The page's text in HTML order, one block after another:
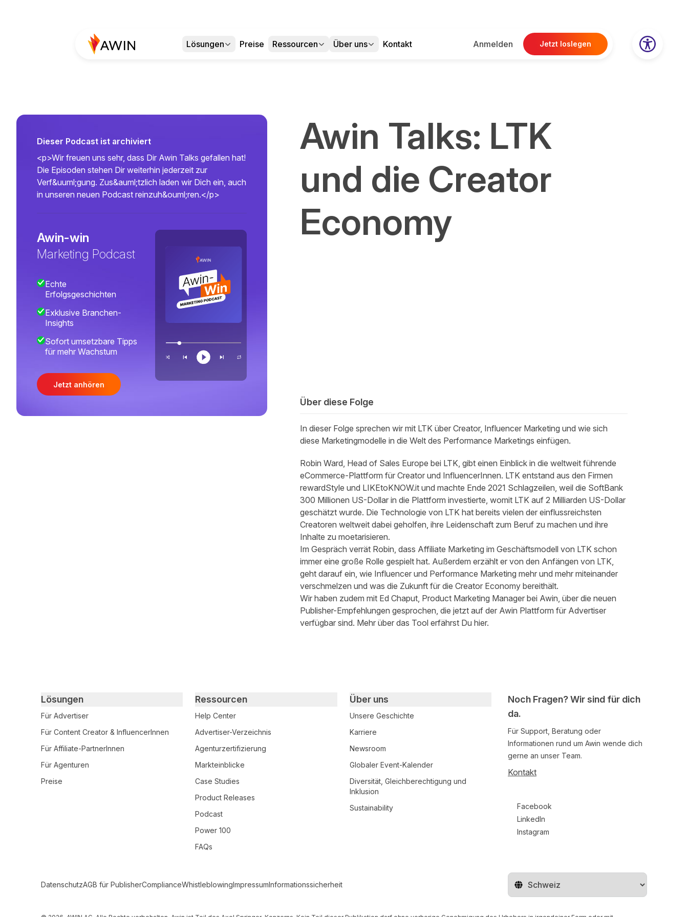
Lösungen Preise Ressourcen Über uns Kontakt Anmelden Jetzt loslegen
Dieser Podcast ist archiviert
<p>Wir freuen uns sehr, dass Dir Awin Talks gefallen hat!
Die Episoden stehen Dir weiterhin jederzeit zur
Verf&uuml;gung. Zus&auml;tzlich laden wir Dich ein, auch
in unseren neuen Podcast reinzuh&ouml;ren.</p>
Awin-win
Marketing Podcast
Echte
Erfolgsgeschichten
Exklusive Branchen-
Insights
Sofort umsetzbare Tipps
für mehr Wachstum
Jetzt anhören
Awin Talks: LTK
und die Creator
Economy
Über diese Folge
In dieser Folge sprechen wir mit LTK über Creator, Influencer Marketing und wie sich
diese Marketingmodelle in die Welt des Performance Marketings einfügen.
Robin Ward, Head of Sales Europe bei LTK, gibt einen Einblick in die weltweit führende
eCommerce-Plattform für Creator und InfluencerInnen. LTK entstand aus den Firmen
rewardStyle und LIKEtoKNOW.it und machte Ende 2021 Schlagzeilen, weil die SoftBank
300 Millionen US-Dollar in die Plattform investierte, womit LTK auf 2 Milliarden US-Dollar
geschätzt wurde. Die Technologie von LTK hat bereits vielen der einflussreichsten
Creatoren weltweit dabei geholfen, ihre Leidenschaft zum Beruf zu machen und ihre
Inhalte zu moetarisieren.
Im Gespräch verrät Robin, dass Affiliate Marketing im Geschäftsmodell von LTK schon
immer eine große Rolle gespielt hat. Außerdem erzählt er von den Anfängen von LTK,
geht darauf ein, wie Influencer und Performance Marketing mehr und mehr miteinander
verschmelzen und was die Zukunft für die Creator Economy bereithält.
Wir haben zudem mit Ed Chaput, Product Marketing Manager bei Awin, über die neuen
Publisher-Empfehlungen gesprochen, die jetzt auf der Awin Plattform für Advertiser
verfügbar sind. Mehr über das Tool erfährst Du hier.
Region ändern
Noch Fragen? Wir sind für dich
da.
Für Support, Beratung oder
Informationen rund um Awin wende dich
gerne an unser Team.
Kontakt
Facebook
LinkedIn
Instagram
Primary footer navigation
Lösungen
Für Advertiser
Für Content Creator & InfluencerInnen
Für Affiliate-PartnerInnen
Für Agenturen
Preise
Ressourcen
Help Center
Advertiser-Verzeichnis
Agenturzertifizierung
Markteinblicke
Case Studies
Product Releases
Podcast
Power 100
FAQs
Über uns
Unsere Geschichte
Karriere
Newsroom
Globaler Event-Kalender
Diversität, Gleichberechtigung und
Inklusion
Sustainability
Secondary Footer Navigation
DatenschutzAGB für PublisherComplianceWhistleblowingImpressumInformationssicherheit